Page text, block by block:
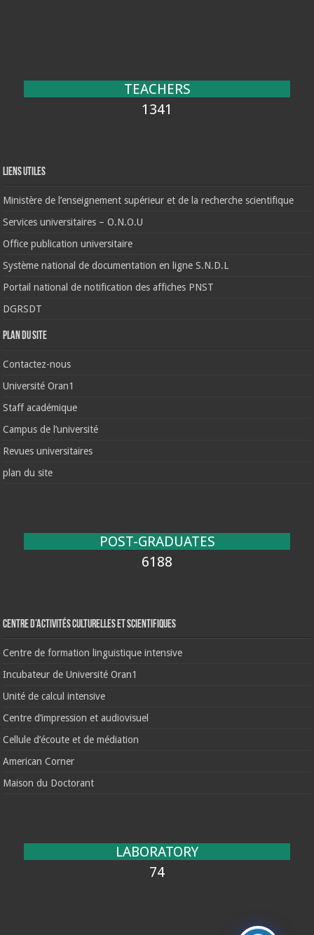
TEACHERS
1341
Liens Utiles
Ministère de l’enseignement supérieur et de la recherche scientifique
Services universitaires – O.N.O.U
Office publication universitaire
Système national de documentation en ligne S.N.D.L
Portail national de notification des affiches PNST
DGRSDT
Plan du site
Contactez-nous
Université Oran1
Staff académique
Campus de l’université
Revues universitaires
plan du site
POST-GRADUATES
6188
Centre d’activités culturelles et scientifiques
Centre de formation linguistique intensive
Incubateur de Université Oran1
Unité de calcul intensive
Centre d’impression et audiovisuel
Cellule d’écoute et de médiation
American Corner
Maison du Doctorant
LABORATORY
74